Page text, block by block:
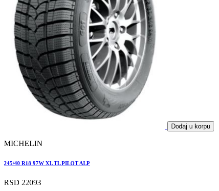
Dodaj u korpu
MICHELIN
245/40 R18 97W XL TL PILOT ALP
RSD 22093